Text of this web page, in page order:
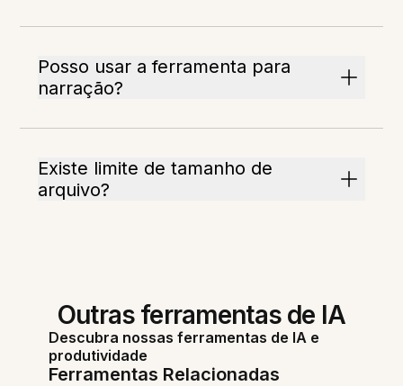
Posso usar a ferramenta para
narração?
Existe limite de tamanho de
arquivo?
Outras ferramentas de IA
Descubra nossas ferramentas de IA e
produtividade
Ferramentas Relacionadas